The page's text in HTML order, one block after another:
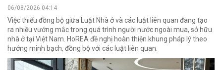
06/08/2026 04:14
Việc thiếu đồng bộ giữa Luật Nhà ở và các luật liên quan đang tạo
ra nhiều vướng mắc trong quá trình người nước ngoài mua, sở hữu
nhà ở tại Việt Nam. HoREA đề nghị hoàn thiện khung pháp lý theo
hướng minh bạch, đồng bộ với các luật liên quan.